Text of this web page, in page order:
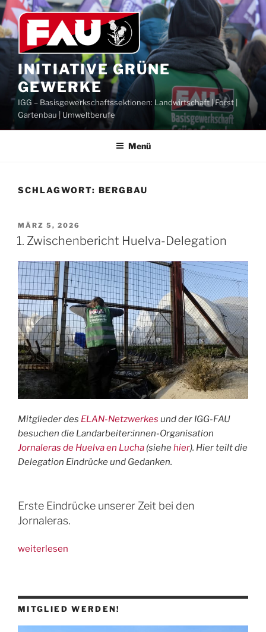
Zum
Inhalt
springen
INITIATIVE GRÜNE
GEWERKE
IGG – Basisgewerkschaftssektionen: Landwirtschaft | Forst |
Gartenbau | Umweltberufe
Menü
SCHLAGWORT: BERGBAU
VERÖFFENTLICHT
AM
MÄRZ 5, 2026
1. Zwischenbericht Huelva-Delegation
Mitglieder des ELAN-Netzwerkes und der IGG-FAU
besuchen die Landarbeiter:innen-Organisation
Jornaleras de Huelva en Lucha (siehehier). Hier teilt die
Delegation Eindrücke und Gedanken.
Erste Eindrücke unserer Zeit bei den
Jornaleras.
„1.
weiterlesen
MITGLIED WERDEN!